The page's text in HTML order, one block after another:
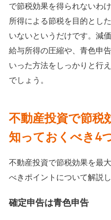
で節税効果を得られないわ
所得による節税を目的とし
いないというだけです。減
給与所得の圧縮や、青色申
いった方法をしっかりと行
でしょう。
不動産投資で節税
知っておくべき4
不動産投資で節税効果を最
べきポイントについて解説し
確定申告は青色申告